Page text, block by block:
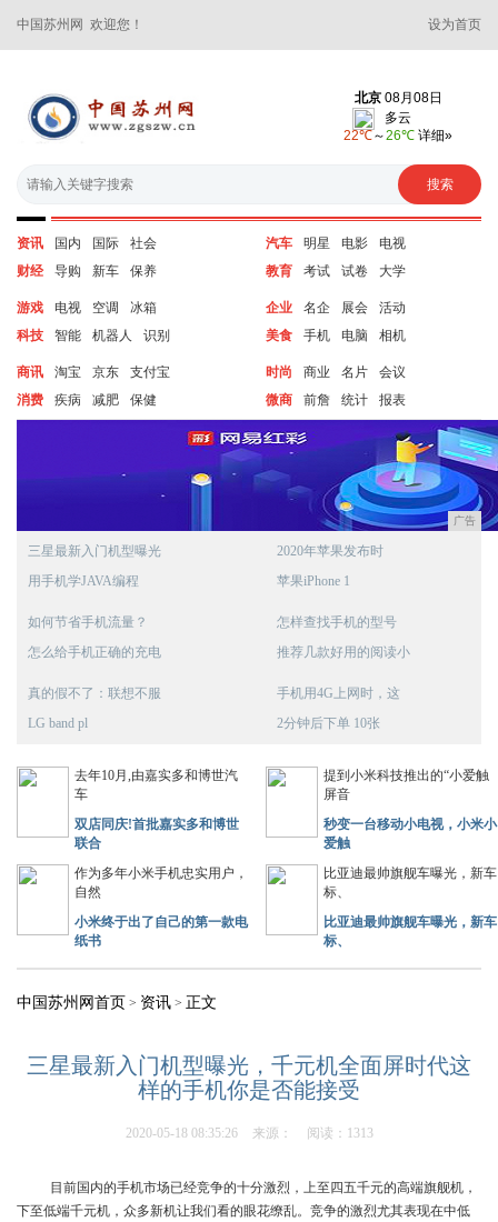
中国苏州网 欢迎您！ 设为首页
资讯 国内 国际
社会
财经
导购 新车 保养
汽车 明星 电影
电视
教育
考试 试卷 大学
游戏 电视 空调
冰箱
科技
智能 机器人 识别
企业 名企 展会
活动
美食
手机 电脑 相机
商讯 淘宝 京东
支付宝
消费
疾病 减肥 保健
时尚 商业 名片
会议
微商
前詹 统计 报表
广告
三星最新入门机型曝光
用手机学JAVA编程
2020年苹果发布时
苹果iPhone 1
如何节省手机流量？
怎么给手机正确的充电
怎样查找手机的型号
推荐几款好用的阅读小
真的假不了：联想不服
LG band pl
手机用4G上网时，这
2分钟后下单 10张
去年10月,由嘉实多和博世汽
车
双店同庆!首批嘉实多和博世
联合
提到小米科技推出的“小爱触
屏音
秒变一台移动小电视，小米小
爱触
作为多年小米手机忠实用户，
自然
小米终于出了自己的第一款电
纸书
比亚迪最帅旗舰车曝光，新车
标、
比亚迪最帅旗舰车曝光，新车
标、
中国苏州网首页 > 资讯 > 正文
三星最新入门机型曝光，千元机全面屏时代这
样的手机你是否能接受
2020-05-18 08:35:26 来源： 阅读：1313
目前国内的手机市场已经竞争的十分激烈，上至四五千元的高端旗舰机，
下至低端千元机，众多新机让我们看的眼花缭乱。竞争的激烈尤其表现在中低